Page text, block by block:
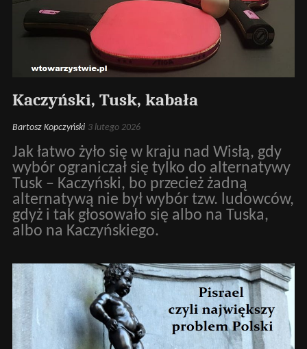
Kaczyński, Tusk, kabała
Bartosz Kopczyński 3 lutego 2026
Jak łatwo żyło się w kraju nad Wisłą, gdy
wybór ograniczał się tylko do alternatywy
Tusk – Kaczyński, bo przecież żadną
alternatywą nie był wybór tzw. ludowców,
gdyż i tak głosowało się albo na Tuska,
albo na Kaczyńskiego.